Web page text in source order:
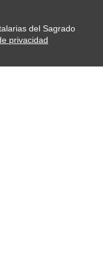
del Sagrado
privacidad